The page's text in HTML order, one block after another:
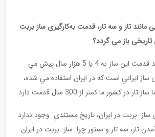
مانند تار و سه تار، قدمت به‌کارگیری ساز بربت
تاریخی باز می گردد؟
شواهد نشان مي دهد قدمت اين ساز به 4 يا 5 هزار سال پيش مي
ايراني است كه در ايران استفاده مي شده،
در كشور ما كمتر از 300 سال قدمت دارد.
بربت در ایران، تاريخ مستندي وجود ندارد
تار، سه تار و سنتور چرا ساز بربت در ايران